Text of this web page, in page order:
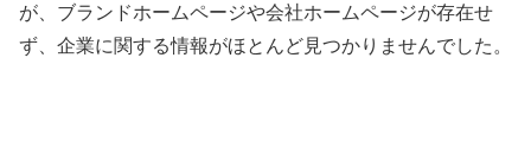
が、ブランドホームページや会社ホームページが存在せ
ず、企業に関する情報がほとんど見つかりませんでした。